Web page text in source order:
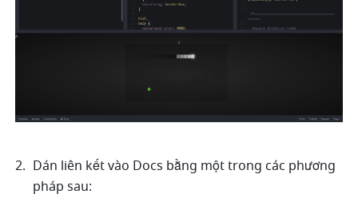
Dán liên kết vào Docs bằng một trong các phương
pháp sau: